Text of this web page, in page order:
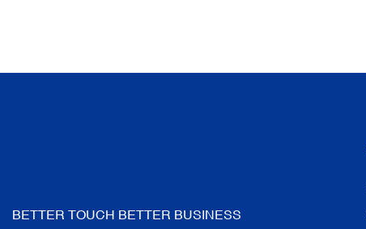
BETTER TOUCH BETTER BUSINESS